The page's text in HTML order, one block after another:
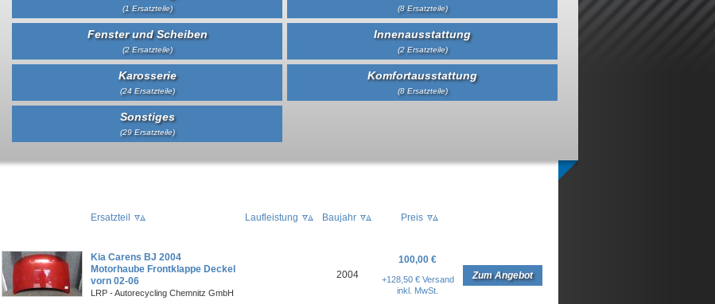
(1 Ersatzteile) (8 Ersatzteile)
Fenster und Scheiben
(2 Ersatzteile)
Innenausstattung
(2 Ersatzteile)
Karosserie
(24 Ersatzteile)
Komfortausstattung
(8 Ersatzteile)
Sonstiges
(29 Ersatzteile)
Ersatzteil Laufleistung Baujahr Preis
Kia Carens BJ 2004
Motorhaube Frontklappe Deckel
vorn 02-06
LRP - Autorecycling Chemnitz GmbH
2004
100,00 €
+128,50 € Versand
inkl. MwSt.
Zum Angebot